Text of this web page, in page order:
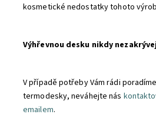
kosmetické nedostatky tohoto
Výhřevnou desku nikdy
V případě potřeby Vám rádi
termodesky, neváhejte nás
emailem.